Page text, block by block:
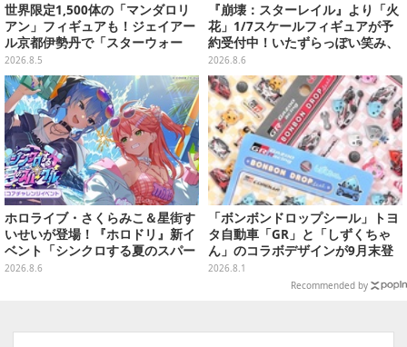
世界限定1,500体の「マンダロリ
アン」フィギュアも！ジェイアー
ル京都伊勢丹で「スターウォー
ズ」&「マーベル」ポップアップ
ストア開催
2026.8.5
『崩壊：スターレイル』より「火
花」1/7スケールフィギュアが予
約受付中！いたずらっぽい笑み、
シルクハット型のステージが華や
かさを演出
2026.8.6
ホロライブ・さくらみこ＆星街す
いせいが登場！『ホロドリ』新イ
ベント「シンクロする夏のスパー
クル」開催決定ーmiCometのイ
2026.8.6
「ボンボンドロップシール」トヨ
タ自動車「GR」と「しずくちゃ
ん」のコラボデザインが9月末登
場！くま吉らも描かれた全4柄
2026.8.1
Recommended by